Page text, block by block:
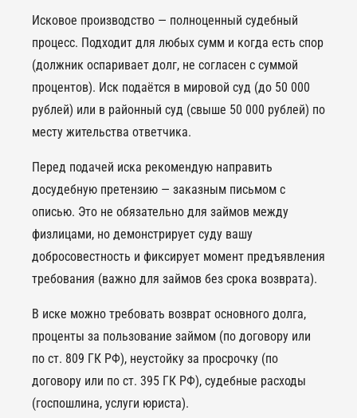
Исковое производство — полноценный судебный
процесс. Подходит для любых сумм и когда есть спор
(должник оспаривает долг, не согласен с суммой
процентов). Иск подаётся в мировой суд (до 50 000
рублей) или в районный суд (свыше 50 000 рублей) по
месту жительства ответчика.
Перед подачей иска рекомендую направить
досудебную претензию — заказным письмом с
описью. Это не обязательно для займов между
физлицами, но демонстрирует суду вашу
добросовестность и фиксирует момент предъявления
требования (важно для займов без срока возврата).
В иске можно требовать возврат основного долга,
проценты за пользование займом (по договору или
по ст. 809 ГК РФ), неустойку за просрочку (по
договору или по ст. 395 ГК РФ), судебные расходы
(госпошлина, услуги юриста).